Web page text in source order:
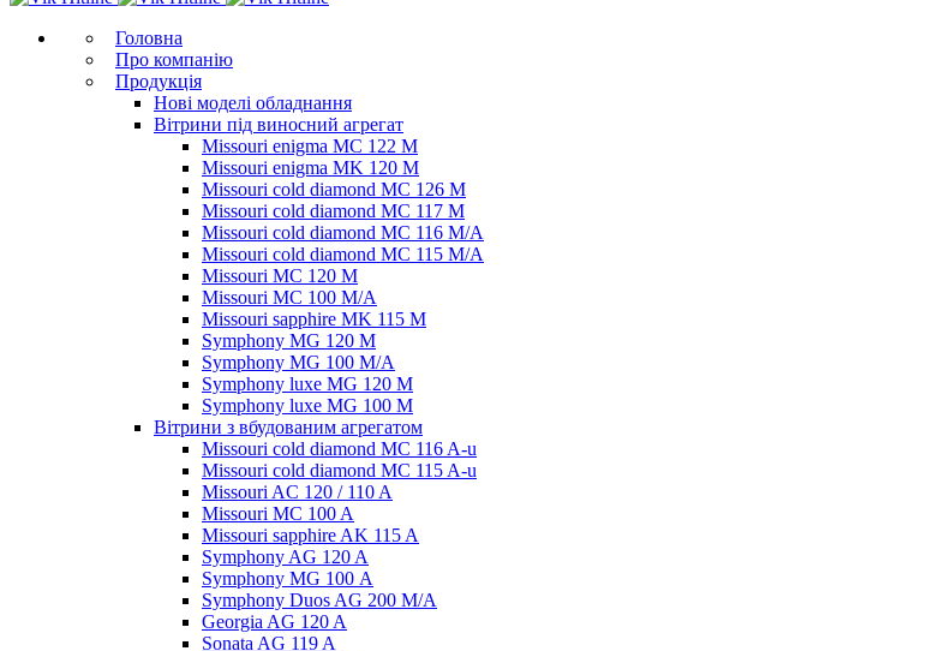
Головна
Про компанію
Продукція
Нові моделі обладнання
Вітрини під виносний агрегат
Missouri enigma MC 122 M
Missouri enigma MK 120 M
Missouri cold diamond MC 126 M
Missouri cold diamond MC 117 M
Missouri cold diamond MC 116 M/A
Missouri cold diamond MC 115 M/A
Missouri MC 120 M
Missouri MC 100 M/A
Missouri sapphire MK 115 M
Symphony MG 120 M
Symphony MG 100 M/А
Symphony luxe MG 120 M
Symphony luxe MG 100 M
Вітрини з вбудованим агрегатом
Missouri cold diamond MC 116 A-u
Missouri cold diamond MC 115 A-u
Missouri AC 120 / 110 A
Missouri MC 100 A
Missouri sapphire AK 115 A
Symphony AG 120 A
Symphony MG 100 А
Symphony Duos AG 200 M/A
Georgia AG 120 A
Sonata AG 119 A